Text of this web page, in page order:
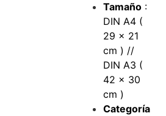
Tamaño :
DIN A4 (
29 x 21
cm ) //
DIN A3 (
42 x 30
cm )
Categoría